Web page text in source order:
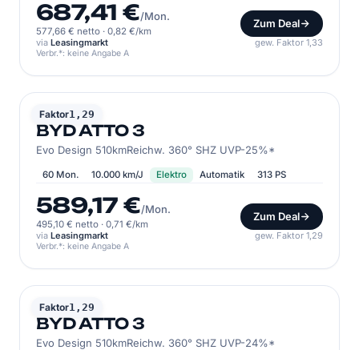
687,41 €/Mon.
577,66 € netto · 0,82 €/km
Zum Deal
via Leasingmarkt gew. Faktor 1,33
Verbr.*: keine Angabe A
Faktor1,29
BYD
BYD ATTO 3
Evo Design 510kmReichw. 360° SHZ UVP-25%*
60 Mon. 10.000 km/J Elektro Automatik 313 PS
589,17 €/Mon.
495,10 € netto · 0,71 €/km
Zum Deal
via Leasingmarkt gew. Faktor 1,29
Verbr.*: keine Angabe A
Faktor1,29
BYD
BYD ATTO 3
Evo Design 510kmReichw. 360° SHZ UVP-24%*